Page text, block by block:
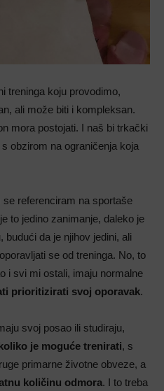
treninga koju provodimo,
ali može biti i kompleksan.
mora postojati. I naš bi trkački
obzirom na ograničenja koja
se referenciram na sportaše
to jedino zanimanje, daleko je
budući da je njihov jedini, ali
se od treninga. No, to
i svi mi ostali, imaju normalne
prioritizirati svoj oporavak.
svoj posao ili studiraju,
je moguće trenirati, s
primarne životne obveze, a
količinu odmora. I to treba